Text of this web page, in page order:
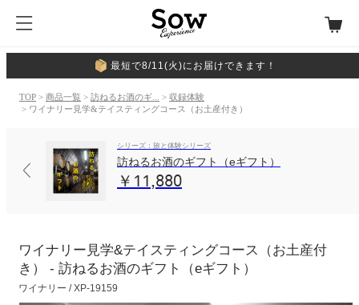
最短で8/11(火)にお届けできます！
TOP > 商品一覧 > 訪ねるお酒のギ... > 収録体験
> ワイナリー見学&テイスティングコース（お土産付き）
シリーズ：旅と体験シリーズ
訪ねるお酒のギフト（eギフト）
￥11,880
ワイナリー見学&テイスティングコース（お土産付
き） - 訪ねるお酒のギフト（eギフト）
ワイナリー / XP-19159